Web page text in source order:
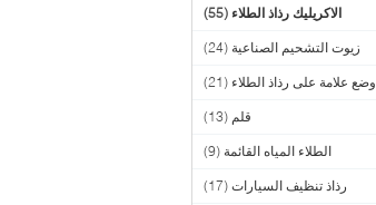
الاكريليك رذاذ الطلاء (55)
زيوت التشحيم الصناعية (24)
وضع علامة على رذاذ الطلاء (21)
قلم (13)
الطلاء المياه القائمة (9)
رذاذ تنظيف السيارات (17)